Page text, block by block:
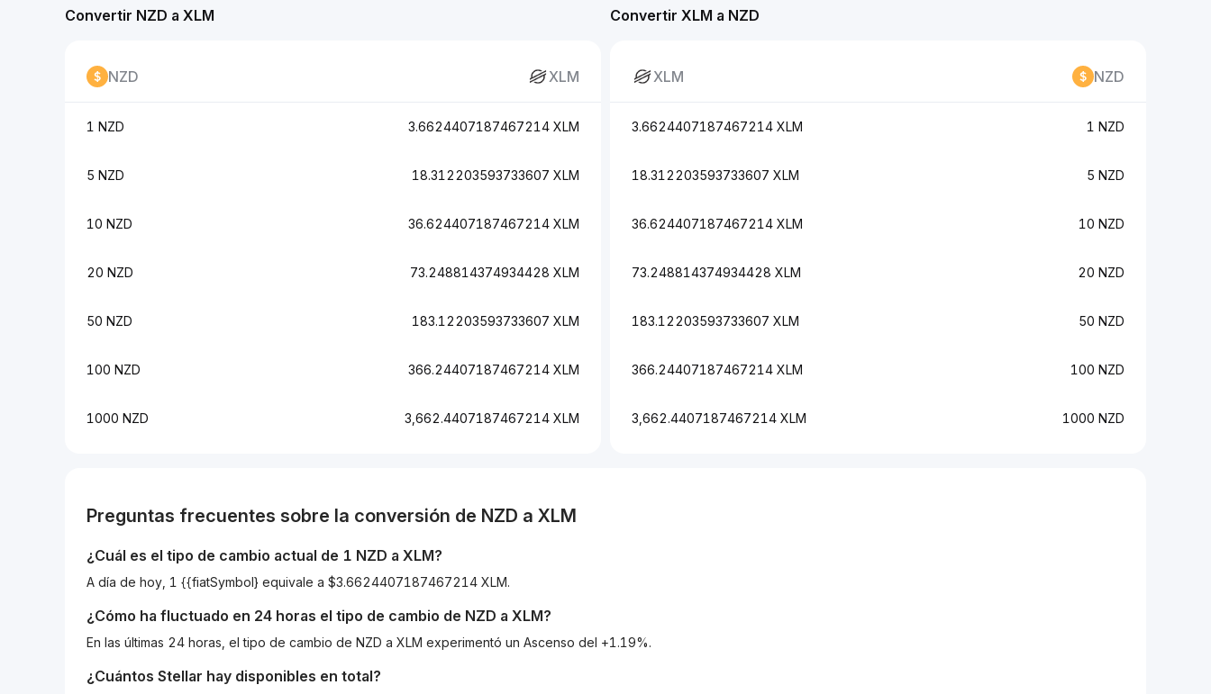
Convertir XLM a NZD
XLM NZD
3.6624407187467214 XLM 1 NZD
18.312203593733607 XLM 5 NZD
36.624407187467214 XLM 10 NZD
73.248814374934428 XLM 20 NZD
183.12203593733607 XLM 50 NZD
366.24407187467214 XLM 100 NZD
3,662.4407187467214 XLM 1000 NZD
Convertir NZD a XLM
NZD XLM
1 NZD 3.6624407187467214 XLM
5 NZD 18.312203593733607 XLM
10 NZD 36.624407187467214 XLM
20 NZD 73.248814374934428 XLM
50 NZD 183.12203593733607 XLM
100 NZD 366.24407187467214 XLM
1000 NZD 3,662.4407187467214 XLM
Preguntas frecuentes sobre la conversión de NZD a XLM
¿Cuál es el tipo de cambio actual de 1 NZD a XLM?
A día de hoy, 1 {{fiatSymbol} equivale a $3.6624407187467214 XLM.
¿Cómo ha fluctuado en 24 horas el tipo de cambio de NZD a XLM?
En las últimas 24 horas, el tipo de cambio de NZD a XLM experimentó un Ascenso del +1.19%.
¿Cuántos Stellar hay disponibles en total?